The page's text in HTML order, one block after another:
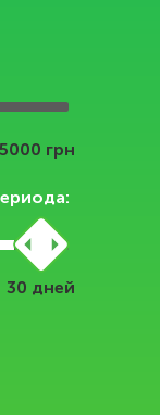
грн
дней